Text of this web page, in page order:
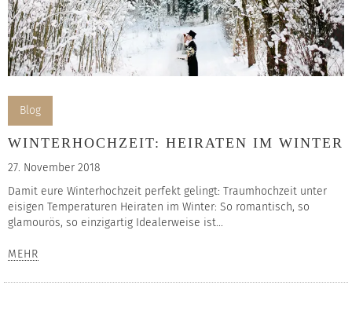
Blog
WINTERHOCHZEIT: HEIRATEN IM WINTER
27. November 2018
Damit eure Winterhochzeit perfekt gelingt: Traumhochzeit unter
eisigen Temperaturen Heiraten im Winter: So romantisch, so
glamourös, so einzigartig Idealerweise ist...
MEHR